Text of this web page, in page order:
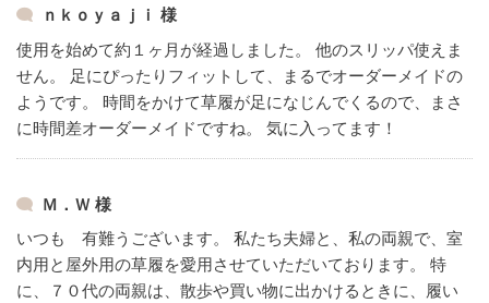
ｎｋｏｙａｊｉ 様
使用を始めて約１ヶ月が経過しました。
他のスリッパ使えま
せん。
足にぴったりフィットして、まるでオーダーメイドの
ようです。
時間をかけて草履が足になじんでくるので、まさ
に時間差オーダーメイドですね。
気に入ってます！
Ｍ．Ｗ 様
いつも 有難うございます。
私たち夫婦と、私の両親で、室
内用と屋外用の草履を愛用させていただいております。
特
に、７０代の両親は、散歩や買い物に出かけるときに、履い